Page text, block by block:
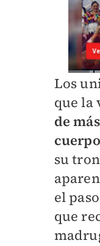
Los
que la
de
su
el
que